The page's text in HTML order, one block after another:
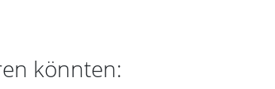
könnten: